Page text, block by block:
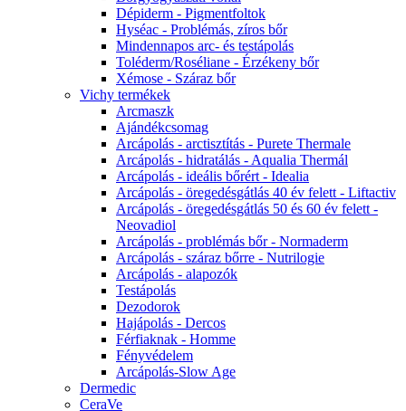
Dépiderm - Pigmentfoltok
Hyséac - Problémás, zíros bőr
Mindennapos arc- és testápolás
Toléderm/Roséliane - Érzékeny bőr
Xémose - Száraz bőr
Vichy termékek
Arcmaszk
Ajándékcsomag
Arcápolás - arctisztítás - Purete Thermale
Arcápolás - hidratálás - Aqualia Thermál
Arcápolás - ideális bőrért - Idealia
Arcápolás - öregedésgátlás 40 év felett - Liftactiv
Arcápolás - öregedésgátlás 50 és 60 év felett -
Neovadiol
Arcápolás - problémás bőr - Normaderm
Arcápolás - száraz bőrre - Nutrilogie
Arcápolás - alapozók
Testápolás
Dezodorok
Hajápolás - Dercos
Férfiaknak - Homme
Fényvédelem
Arcápolás-Slow Age
Dermedic
CeraVe